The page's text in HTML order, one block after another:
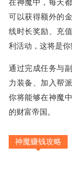
在神魔中，每天
可以获得额外的
线时长奖励、充
利活动，这将是你
通过完成任务与
力装备、加入帮
你将能够在神魔
的财富帝国。
神魔赚钱攻略